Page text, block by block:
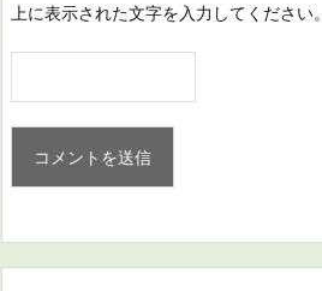
上に表示された文字を入力してください。